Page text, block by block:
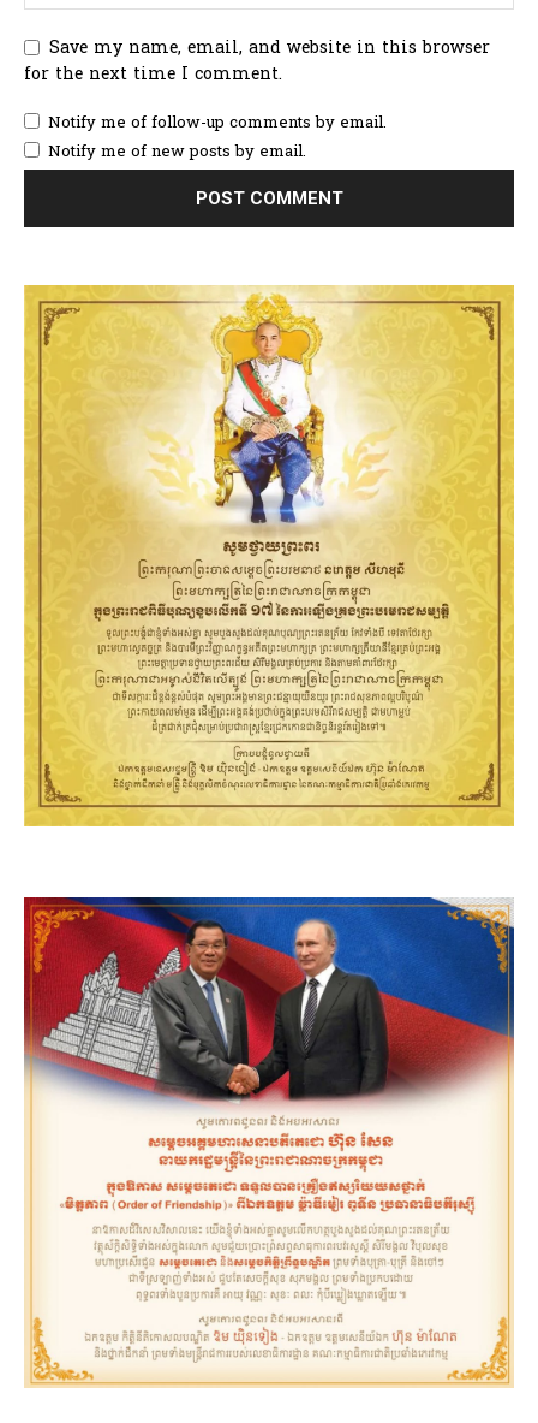
Save my name, email, and website in this browser
for the next time I comment.
Notify me of follow-up comments by email.
Notify me of new posts by email.